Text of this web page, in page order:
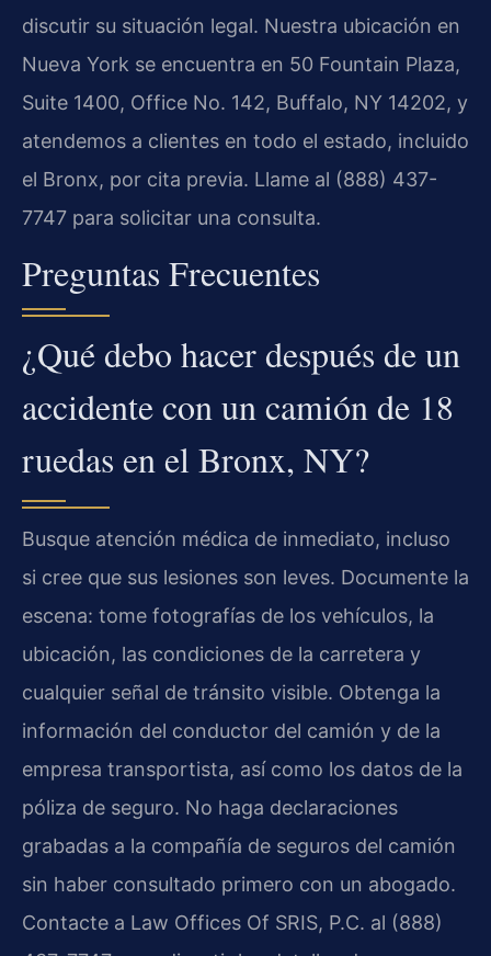
discutir su situación legal. Nuestra ubicación en
Nueva York se encuentra en 50 Fountain Plaza,
Suite 1400, Office No. 142, Buffalo, NY 14202, y
atendemos a clientes en todo el estado, incluido
el Bronx, por cita previa. Llame al (888) 437-
7747 para solicitar una consulta.
Preguntas Frecuentes
¿Qué debo hacer después de un
accidente con un camión de 18
ruedas en el Bronx, NY?
Busque atención médica de inmediato, incluso
si cree que sus lesiones son leves. Documente la
escena: tome fotografías de los vehículos, la
ubicación, las condiciones de la carretera y
cualquier señal de tránsito visible. Obtenga la
información del conductor del camión y de la
empresa transportista, así como los datos de la
póliza de seguro. No haga declaraciones
grabadas a la compañía de seguros del camión
sin haber consultado primero con un abogado.
Contacte a Law Offices Of SRIS, P.C. al (888)